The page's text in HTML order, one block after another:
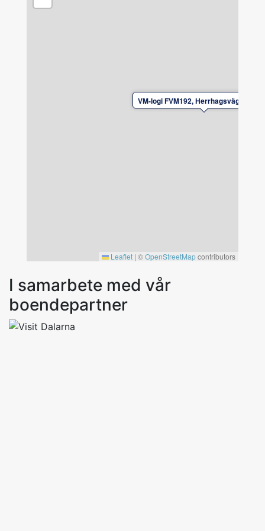
VM-logi FVM192, Herrhagsvägen,
Leaflet | ©OpenStreetMapcontributors
I samarbete med vår
boendepartner